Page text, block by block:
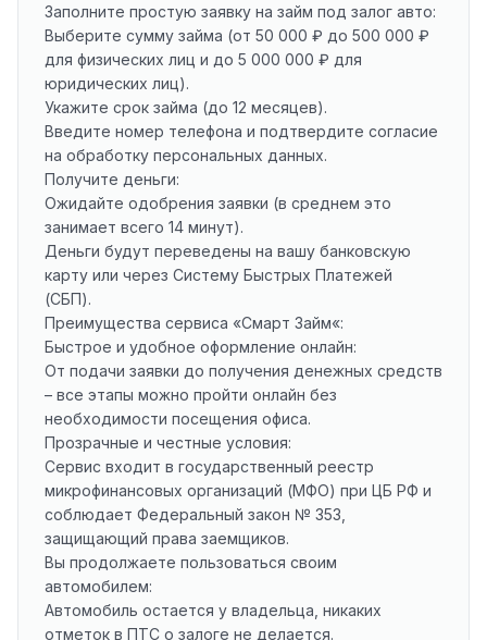
Заполните простую заявку на займ под залог авто:
Выберите сумму займа (от 50 000 ₽ до 500 000 ₽
для физических лиц и до 5 000 000 ₽ для
юридических лиц).
Укажите срок займа (до 12 месяцев).
Введите номер телефона и подтвердите согласие
на обработку персональных данных.
Получите деньги:
Ожидайте одобрения заявки (в среднем это
занимает всего 14 минут).
Деньги будут переведены на вашу банковскую
карту или через Систему Быстрых Платежей
(СБП).
Преимущества сервиса «Смарт Займ«:
Быстрое и удобное оформление онлайн:
От подачи заявки до получения денежных средств
– все этапы можно пройти онлайн без
необходимости посещения офиса.
Прозрачные и честные условия:
Сервис входит в государственный реестр
микрофинансовых организаций (МФО) при ЦБ РФ и
соблюдает Федеральный закон № 353,
защищающий права заемщиков.
Вы продолжаете пользоваться своим
автомобилем:
Автомобиль остается у владельца, никаких
отметок в ПТС о залоге не делается.